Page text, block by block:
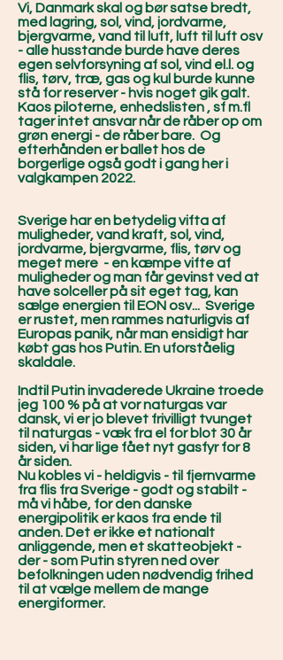
Vi, Danmark skal og bør satse bredt,
med lagring, sol, vind, jordvarme,
bjergvarme, vand til luft, luft til luft osv
- alle husstande burde have deres
egen selvforsyning af sol, vind el.l. og
flis, tørv, træ, gas og kul burde kunne
stå for reserver - hvis noget gik galt.
Kaos piloterne, enhedslisten , sf m.fl
tager intet ansvar når de råber op om
grøn energi - de råber bare. Og
efterhånden er ballet hos de
borgerlige også godt i gang her i
valgkampen 2022.
Sverige har en betydelig vifta af
muligheder, vand kraft, sol, vind,
jordvarme, bjergvarme, flis, tørv og
meget mere - en kæmpe vifte af
muligheder og man får gevinst ved at
have solceller på sit eget tag, kan
sælge energien til EON osv... Sverige
er rustet, men rammes naturligvis af
Europas panik, når man ensidigt har
købt gas hos Putin. En uforståelig
skaldale.
Indtil Putin invaderede Ukraine troede
jeg 100 % på at vor naturgas var
dansk, vi er jo blevet frivilligt tvunget
til naturgas - væk fra el for blot 30 år
siden, vi har lige fået nyt gasfyr for 8
år siden.
Nu kobles vi - heldigvis - til fjernvarme
fra flis fra Sverige - godt og stabilt -
må vi håbe, for den danske
energipolitik er kaos fra ende til
anden. Det er ikke et nationalt
anliggende, men et skatteobjekt -
der - som Putin styren ned over
befolkningen uden nødvendig frihed
til at vælge mellem de mange
energiformer.